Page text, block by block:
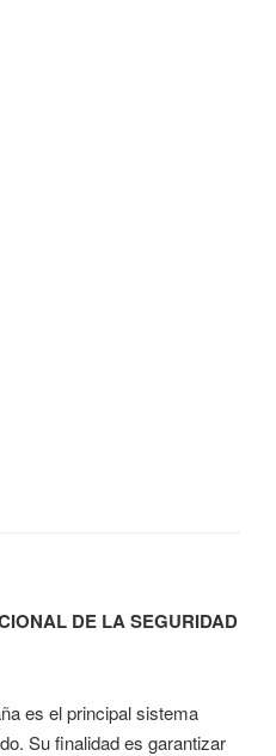
DE LA SEGURIDAD
es el principal sistema
Su finalidad es garantizar